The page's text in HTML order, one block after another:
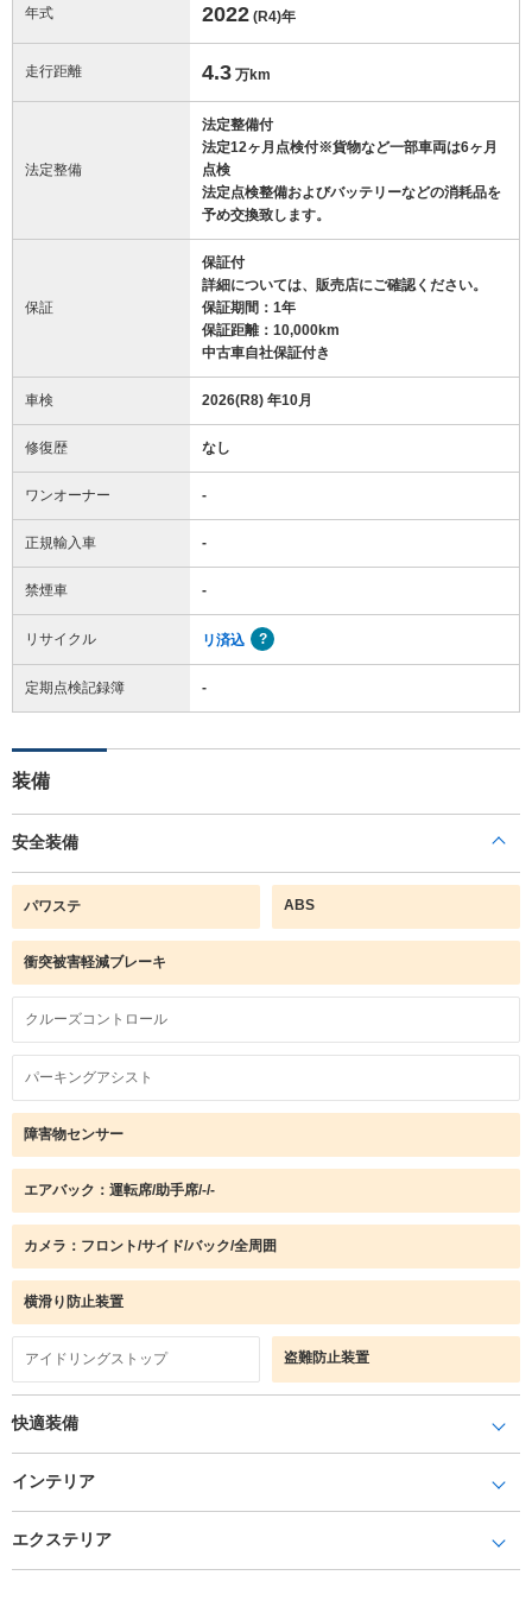
年式 2022 (R4)年
走行距離 4.3 万km
法定整備
法定整備付
法定12ヶ月点検付※貨物など一部車両は6ヶ月
点検
法定点検整備およびバッテリーなどの消耗品を
予め交換致します。
保証
保証付
詳細については、販売店にご確認ください。
保証期間：1年
保証距離：10,000km
中古車自社保証付き
車検 2026(R8) 年10月
修復歴 なし
ワンオーナー -
正規輸入車 -
禁煙車 -
リサイクル リ済込
定期点検記録簿 -
装備
安全装備
パワステ ABS
衝突被害軽減ブレーキ
クルーズコントロール
パーキングアシスト
障害物センサー
エアバック：運転席/助手席/-/-
カメラ：フロント/サイド/バック/全周囲
横滑り防止装置
アイドリングストップ 盗難防止装置
快適装備
インテリア
エクステリア